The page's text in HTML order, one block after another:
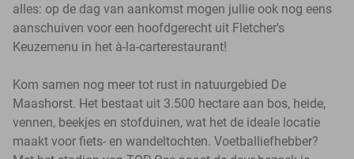
alles: op de dag van aankomst mogen jullie ook nog eens
aanschuiven voor een hoofdgerecht uit Fletcher's
Keuzemenu in het à-la-carterestaurant!
Kom samen nog meer tot rust in natuurgebied De
Maashorst. Het bestaat uit 3.500 hectare aan bos, heide,
vennen, beekjes en stofduinen, wat het de ideale locatie
maakt voor fiets- en wandeltochten. Voetballiefhebber?